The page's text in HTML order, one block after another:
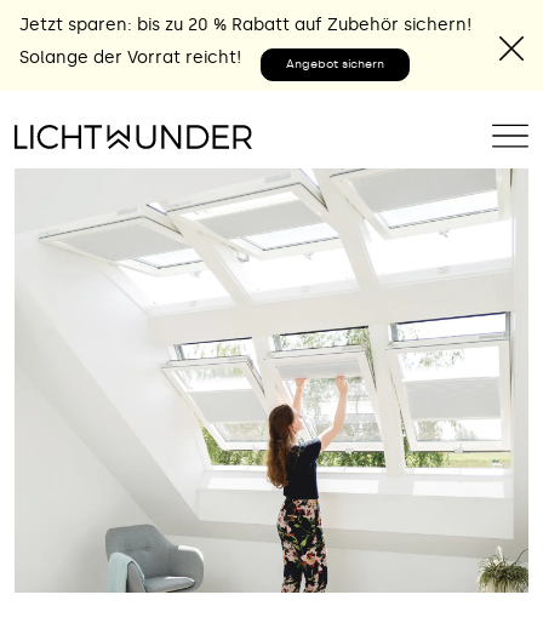
Jetzt sparen: bis zu 20 % Rabatt auf Zubehör sichern!
Solange der Vorrat reicht!
Angebot sichern